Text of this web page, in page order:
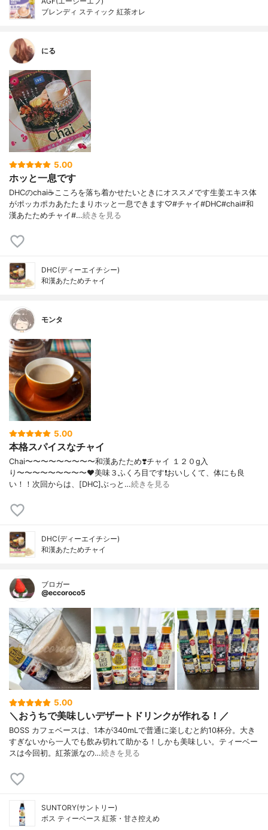
ブレンディ スティック 紅茶オレ
にる
5.00
ホッと一息です
DHCのchai☕こころを落ち着かせたいときにオススメです生姜エキス体
がポッカポカあたたまりホッと一息できます♡#チャイ#DHC#chai#和
漢あたためチャイ#…続きを見る
DHC(ディーエイチシー)
和漢あたためチャイ
モンタ
5.00
本格スパイスなチャイ
Chai〜〜〜〜〜〜〜〜〜和漢あたため❣️チャイ １２０g入
り〜〜〜〜〜〜〜〜〜❤︎美味３ふくろ目です❗️おいしくて、体にも良
い！！次回からは、[DHC]ぶっと…続きを見る
DHC(ディーエイチシー)
和漢あたためチャイ
ブロガー
@eccoroco5
5.00
＼おうちで美味しいデザートドリンクが作れる！／
BOSS カフェベースは、1本が340mLで普通に楽しむと約10杯分。大き
すぎないから一人でも飲み切れて助かる！しかも美味しい。ティーベー
スは今回初。紅茶派なの…続きを見る
SUNTORY(サントリー)
ボス ティーベース 紅茶・甘さ控えめ